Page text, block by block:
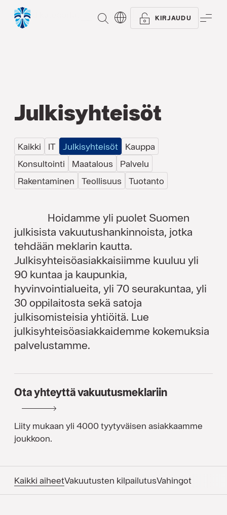
ETSI KIRJAUDU
Kaikki kategoriat Artikkelit Oppaat
Julkisyhteisöt
Kaikki IT Julkisyhteisöt
Kauppa
Konsultointi
Maatalous
Palvelu
Rakentaminen
Teollisuus Tuotanto
Hoidamme yli puolet Suomen
julkisista vakuutushankinnoista, jotka
tehdään meklarin kautta.
Julkisyhteisöasiakkaisiimme kuuluu yli
90 kuntaa ja kaupunkia,
hyvinvointialueita, yli 70 seurakuntaa, yli
30 oppilaitosta sekä satoja
julkisomisteisia yhtiöitä. Lue
julkisyhteisöasiakkaidemme kokemuksia
palvelustamme.
Ota yhteyttä vakuutusmeklariin
Liity mukaan yli 4000 tyytyväisen asiakkaamme
joukkoon.
Kaikki aiheetVakuutusten kilpailutusVahingot